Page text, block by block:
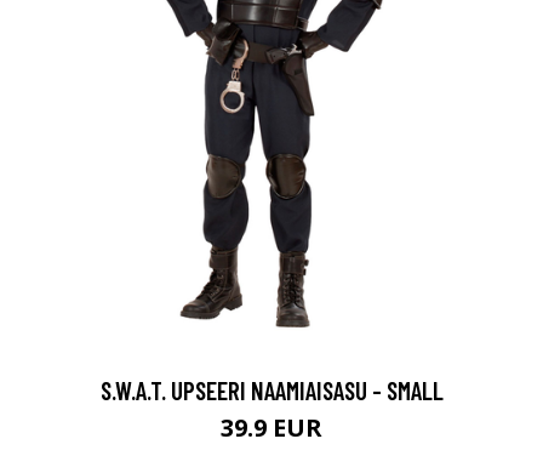
S.W.A.T. UPSEERI NAAMIAISASU - SMALL
39.9 EUR